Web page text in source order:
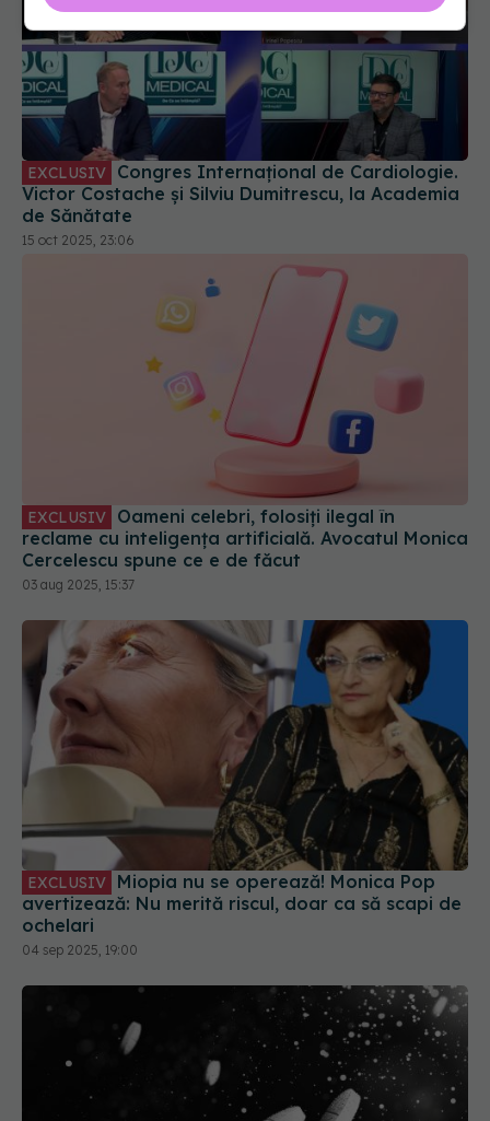
EXCLUSIV
Victor Costache și Silviu Dumitrescu, la Academia
de Sănătate
15 oct 2025, 23:06
EXCLUSIV
reclame cu inteligența artificială. Avocatul Monica
Cercelescu spune ce e de făcut
03 aug 2025, 15:37
EXCLUSIV
avertizează: Nu merită riscul, doar ca să scapi de
ochelari
04 sep 2025, 19:00